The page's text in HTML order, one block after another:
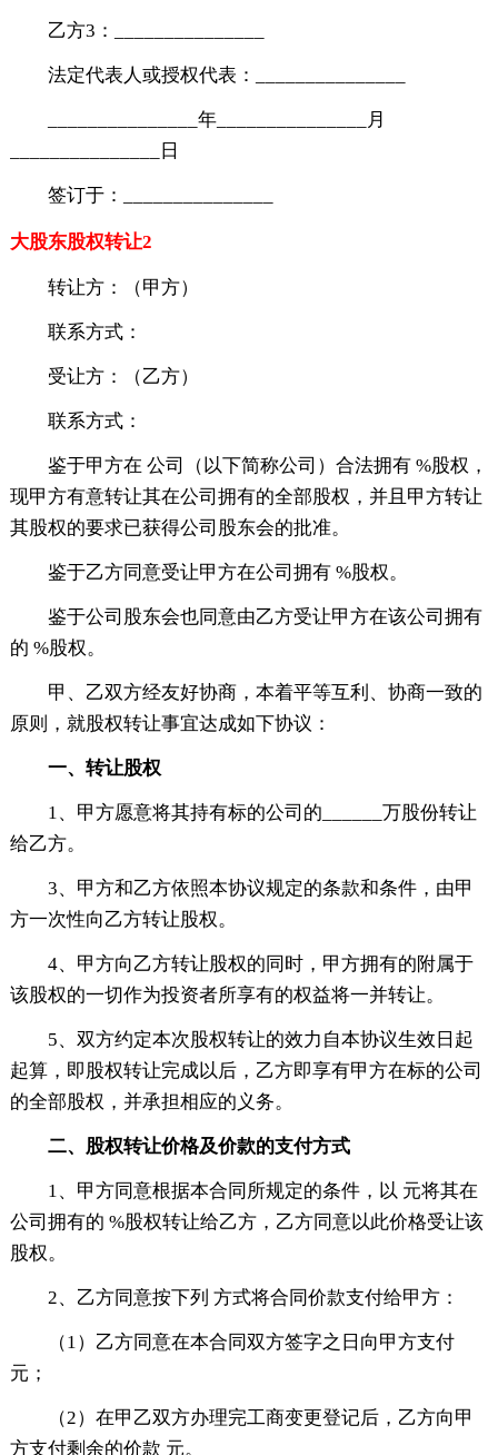
乙方3：_______________
法定代表人或授权代表：_______________
_______________年_______________月
_______________日
签订于：_______________
大股东股权转让2
转让方：（甲方）
联系方式：
受让方：（乙方）
联系方式：
鉴于甲方在 公司（以下简称公司）合法拥有 %股权，
现甲方有意转让其在公司拥有的全部股权，并且甲方转让
其股权的要求已获得公司股东会的批准。
鉴于乙方同意受让甲方在公司拥有 %股权。
鉴于公司股东会也同意由乙方受让甲方在该公司拥有
的 %股权。
甲、乙双方经友好协商，本着平等互利、协商一致的
原则，就股权转让事宜达成如下协议：
一、转让股权
1、甲方愿意将其持有标的公司的______万股份转让
给乙方。
3、甲方和乙方依照本协议规定的条款和条件，由甲
方一次性向乙方转让股权。
4、甲方向乙方转让股权的同时，甲方拥有的附属于
该股权的一切作为投资者所享有的权益将一并转让。
5、双方约定本次股权转让的效力自本协议生效日起
起算，即股权转让完成以后，乙方即享有甲方在标的公司
的全部股权，并承担相应的义务。
二、股权转让价格及价款的支付方式
1、甲方同意根据本合同所规定的条件，以 元将其在
公司拥有的 %股权转让给乙方，乙方同意以此价格受让该
股权。
2、乙方同意按下列 方式将合同价款支付给甲方：
（1）乙方同意在本合同双方签字之日向甲方支付
元；
（2）在甲乙双方办理完工商变更登记后，乙方向甲
方支付剩余的价款 元。